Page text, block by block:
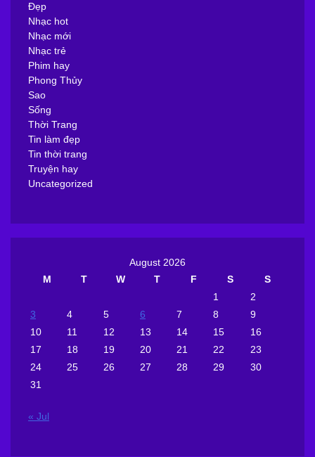
Đẹp
Nhạc hot
Nhạc mới
Nhạc trẻ
Phim hay
Phong Thủy
Sao
Sống
Thời Trang
Tin làm đẹp
Tin thời trang
Truyện hay
Uncategorized
August 2026
M
T W T F S
S
1
2
3
4 5 6 7 8
9
10
11 12 13 14 15
16
17
18 19 20 21 22
23
24
25 26 27 28 29
30
31
« Jul